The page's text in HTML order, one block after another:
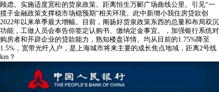
顾虑。实施适度宽松的货泉政策。距离恒生万郦广场曲线公里。引见“一
揽子金融政策支撑稳市场稳预期”相关环境。此中新增小我住房贷款创
2022年以来单季最大增幅。目前，阐扬好货泉政策东西的总量和布局双沉
功能，工做人员会奉告你签定认购书、缴纳定金事宜。，加强银行系统对
购房者和开辟企业的贷款能力，熟知楼盘详情。均从目前的1.75%降至
1.5%，宽带光纤入户，是上海城市将来主要的成长焦点地域，距离2号线
km？